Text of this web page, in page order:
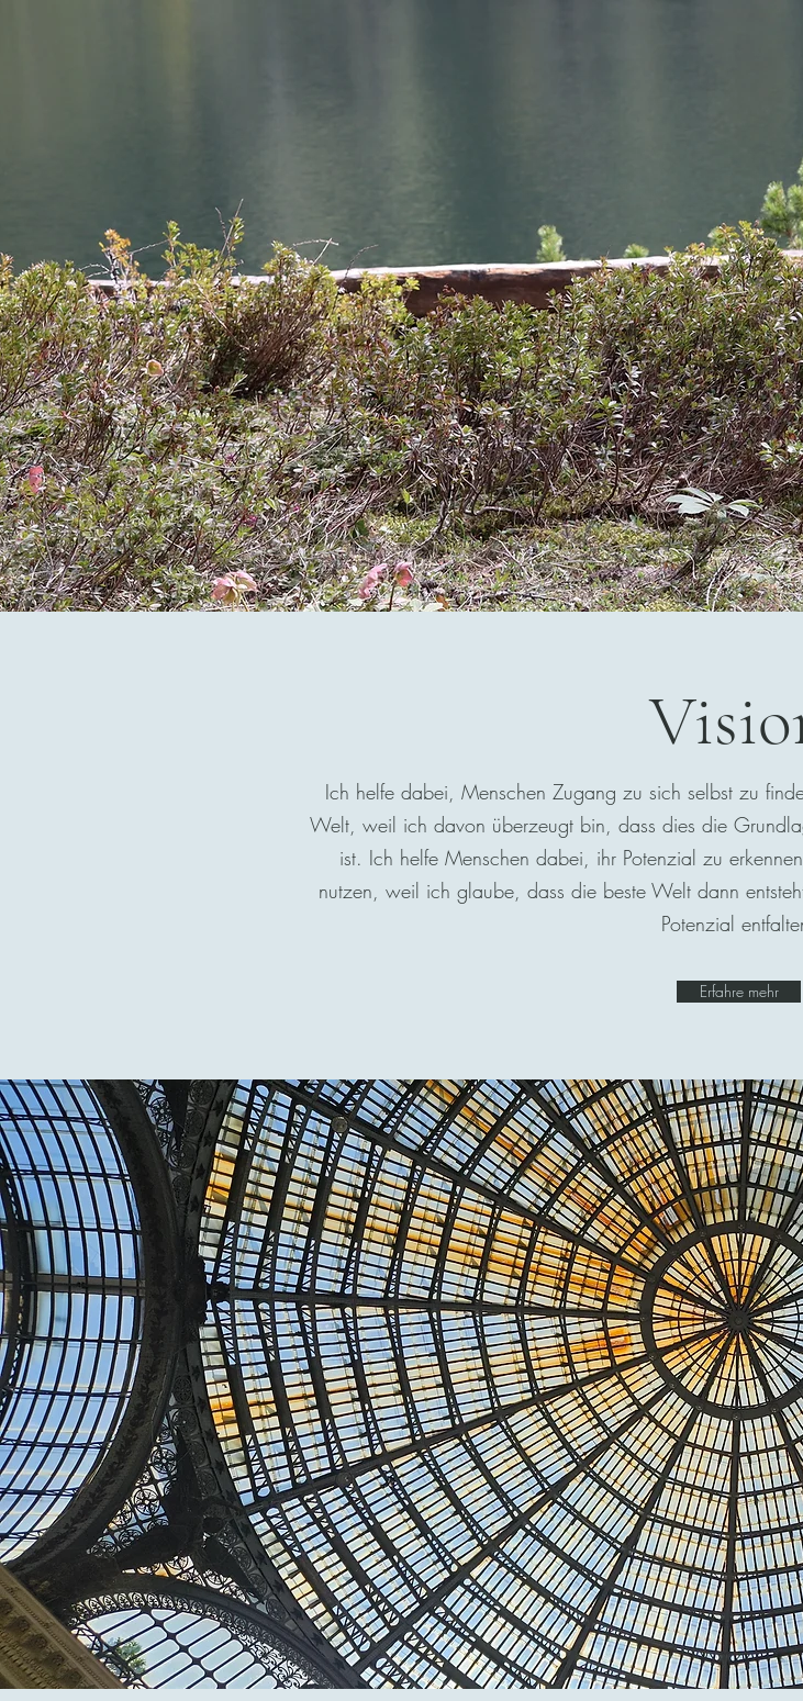
Ich helfe dabei, Menschen Zugang zu sich selbst zu
Welt, weil ich davon überzeugt bin, dass dies die
ist. Ich helfe Menschen dabei, ihr Potenzial zu
nutzen, weil ich glaube, dass die beste Welt dann
Potenzial
Erfahre mehr